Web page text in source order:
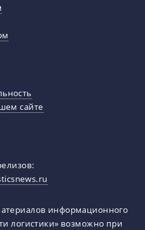
сайте
информационного
логистики» возможно при